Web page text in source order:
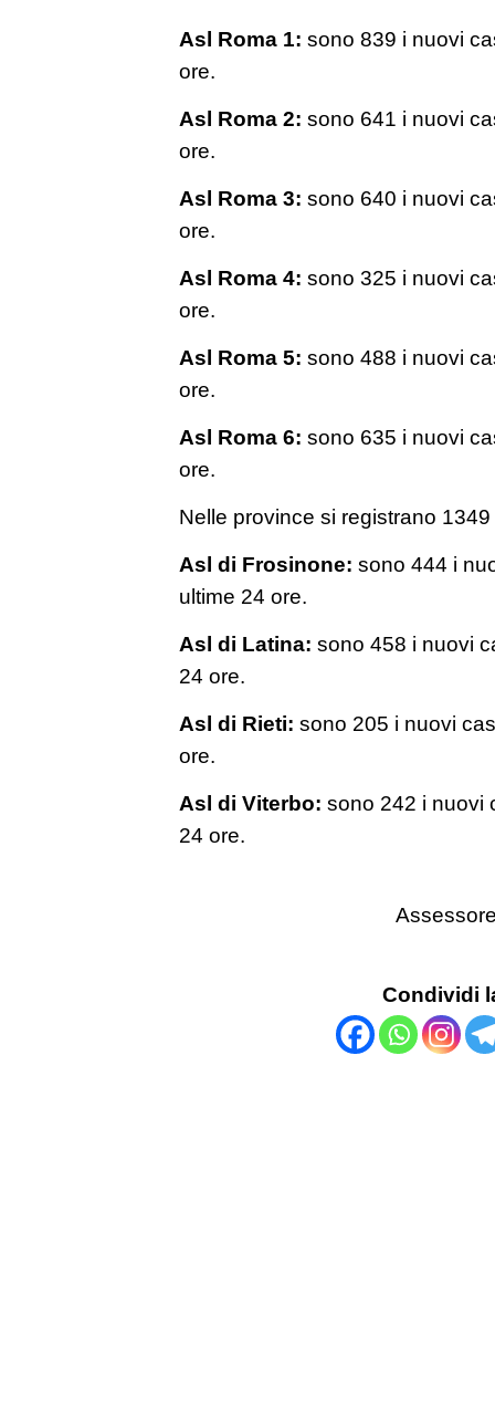
Asl Roma 1: sono 839 i nuovi
ore.
Asl Roma 2: sono 641 i nuovi
ore.
Asl Roma 3: sono 640 i nuovi
ore.
Asl Roma 4: sono 325 i nuovi
ore.
Asl Roma 5: sono 488 i nuovi
ore.
Asl Roma 6: sono 635 i nuovi
ore.
Nelle province si registrano
Asl di Frosinone: sono 444 i
ultime 24 ore.
Asl di Latina: sono 458 i nuovi
24 ore.
Asl di Rieti: sono 205 i nuovi
ore.
Asl di Viterbo: sono 242 i nuovi
24 ore.
Condividi